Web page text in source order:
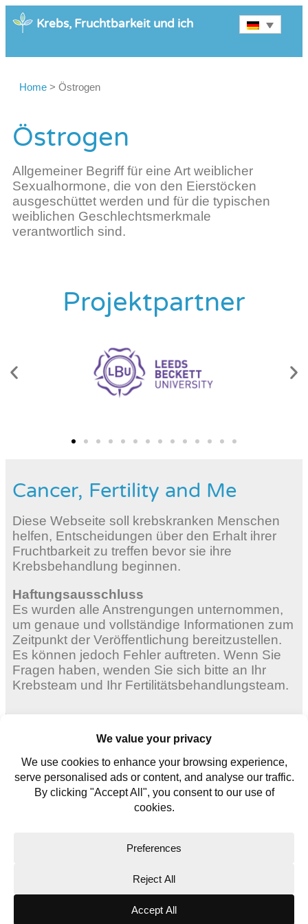
Krebs, Fruchtbarkeit und ich
Home > Östrogen
Östrogen
Allgemeiner Begriff für eine Art weiblicher
Sexualhormone, die von den Eierstöcken
ausgeschüttet werden und für die typischen
weiblichen Geschlechtsmerkmale
verantwortlich sind.
Projektpartner
Cancer, Fertility and Me
Diese Webseite soll krebskranken Menschen
helfen, Entscheidungen über den Erhalt ihrer
Fruchtbarkeit zu treffen bevor sie ihre
Krebsbehandlung beginnen.
Haftungsausschluss
Es wurden alle Anstrengungen unternommen,
um genaue und vollständige Informationen zum
Zeitpunkt der Veröffentlichung bereitzustellen.
Es können jedoch Fehler auftreten. Wenn Sie
Fragen haben, wenden Sie sich bitte an Ihr
Krebsteam und Ihr Fertilitätsbehandlungsteam.
Für junge Männer
Kontaktieren Sie uns
Cookie Policy
Copyright © 2026. All rights reserved.